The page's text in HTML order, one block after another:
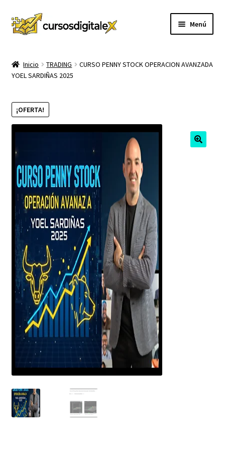
Ir
a
Ir
al
Menú
TIENDA
CURSOS
hijo
MEMBRESIA
MI CUENTA
CARRITO
CONTACTO
Inicio TRADING
CURSO PENNY STOCK OPERACION AVANZADA
YOEL SARDIÑAS 2025
¡OFERTA!